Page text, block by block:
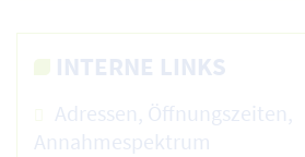
INTERNE LINKS
Adressen, Öffnungszeiten,
Annahmespektrum